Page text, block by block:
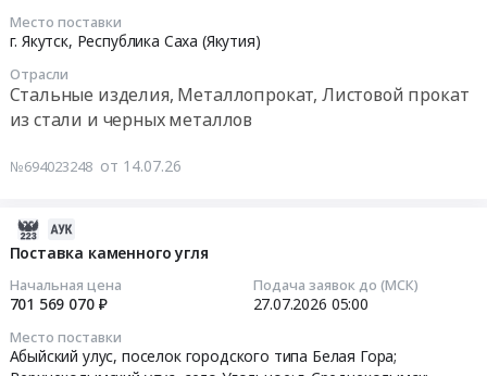
Место поставки
г. Якутск, Республика Саха (Якутия)
Отрасли
Стальные изделия, Металлопрокат, Листовой прокат
из стали и черных металлов
№694023248 от 14.07.26
Поставка каменного угля
Начальная цена
701 569 070 ₽
Подача заявок до (МСК)
27.07.2026 05:00
Место поставки
Абыйский улус, поселок городского типа Белая Гора;